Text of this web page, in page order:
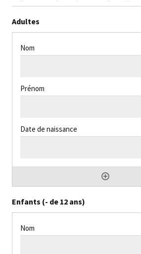
Adultes
Enfants (- de 12 ans)